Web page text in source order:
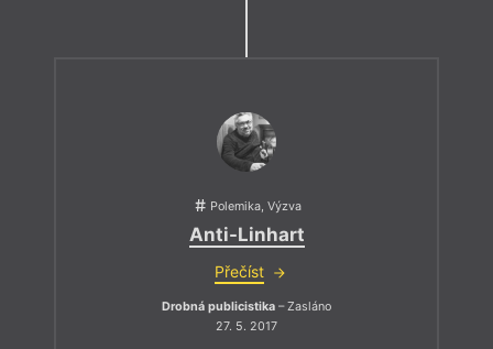
Polemika, Výzva
Anti-Linhart
Přečíst
Drobná publicistika – Zasláno
27. 5. 2017